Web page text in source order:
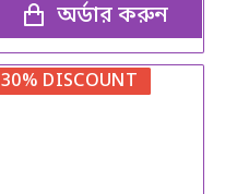
অর্ডার করুন
30% DISCOUNT